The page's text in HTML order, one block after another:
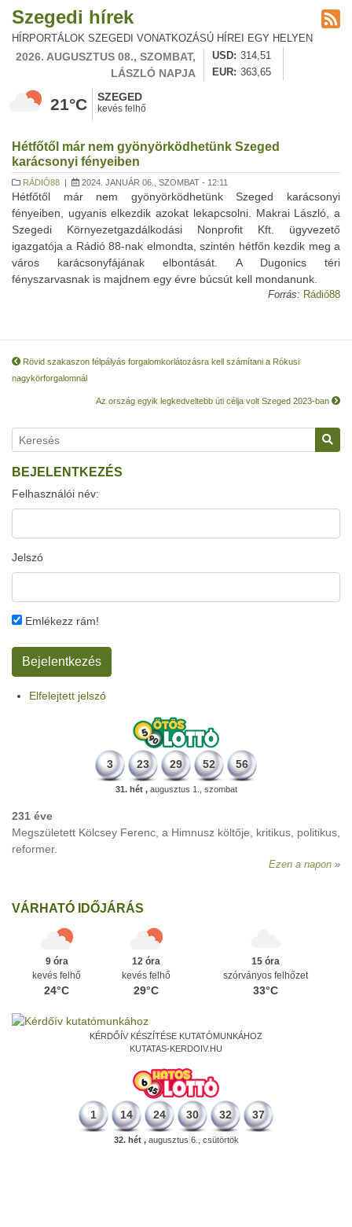
Szegedi hírek
HÍRPORTÁLOK SZEGEDI VONATKOZÁSÚ HÍREI EGY HELYEN
2026. AUGUSZTUS 08., SZOMBAT,
LÁSZLÓ NAPJA
USD
314,51
EUR
363,65
21°C SZEGED
kevés felhő
Hétfőtől már nem gyönyörködhetünk Szeged
karácsonyi fényeiben
RÁDIÓ88 | 2024. JANUÁR 06., SZOMBAT - 12:11
Hétfőtől már nem gyönyörködhetünk Szeged karácsonyi
fényeiben, ugyanis elkezdik azokat lekapcsolni. Makrai László, a
Szegedi Környezetgazdálkodási Nonprofit Kft. ügyvezető
igazgatója a Rádió 88-nak elmondta, szintén hétfőn kezdik meg a
város karácsonyfájának elbontását. A Dugonics téri
fényszarvasnak is majdnem egy évre búcsút kell mondanunk.
Forrás: Rádió88
Rövid szakaszon félpályás forgalomkorlátozásra kell számítani a Rókusi
nagykörforgalomnál
Az ország egyik legkedveltebb úti célja volt Szeged 2023-ban
BEJELENTKEZÉS
Felhasználói név:
Jelszó
Emlékezz rám!
Elfelejtett jelszó
3 23 29 52 56
31. hét ,augusztus 1., szombat
231 éve
Megszületett Kölcsey Ferenc, a Himnusz költője, kritikus, politikus,
reformer.
Ezen a napon
VÁRHATÓ IDŐJÁRÁS
9 óra
kevés felhő
24°C
12 óra
kevés felhő
29°C
15 óra
szórványos felhőzet
33°C
KÉRDŐÍV KÉSZÍTÉSE KUTATÓMUNKÁHOZ
KUTATAS-KERDOIV.HU
1 14 24 30 32 37
32. hét ,augusztus 6., csütörtök